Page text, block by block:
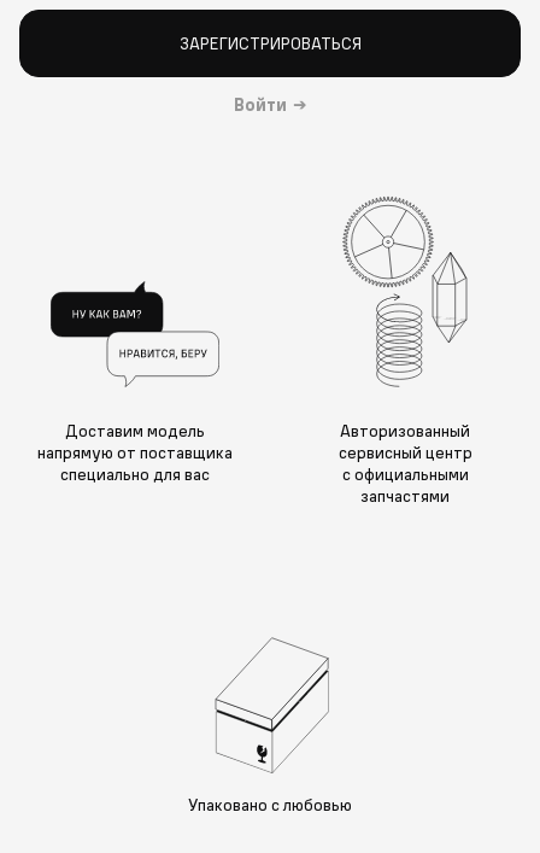
ЗАРЕГИСТРИРОВАТЬСЯ
Войти →
Доставим модель
напрямую от поставщика
специально для вас
Авторизованный
сервисный центр
с официальными
запчастями
Упаковано с любовью